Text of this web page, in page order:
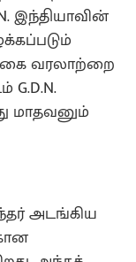
இந்தியாவின்
வரலாற்றை
மாதவனும்
அடங்கிய